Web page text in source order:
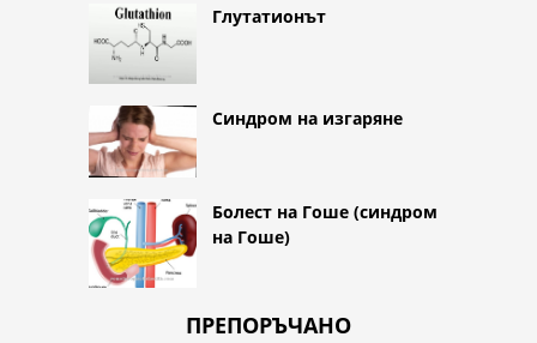
Глутатионът
Синдром на изгаряне
Болест на Гоше (синдром
на Гоше)
ПРЕПОРЪЧАНО